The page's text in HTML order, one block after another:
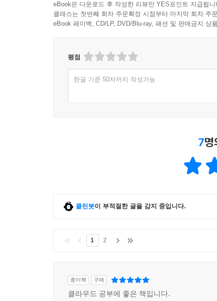
8. [실습 5-4] 글로벌 네트워크를 활용한 Global
Global Accelerator 설정 및 확인
Global Accelerator 의 Failover 검증
VPC 피어링 설정
4.1 AWS Site-to-Site VPN 소개
5. [실습 6-2] AWS와 온프레미스간 VPN 통신
eBook은 다운로드 후 작성한 리뷰만 YES포인트 지급됩니
클래스는 첫번째 회차 주문확정 시점부터 마지막 회차 주
eBook 페이백, CD/LP, DVD/Blu-ray, 패션 및 판매금지 상
평점
한글 기준 50자까지 작성가능
7
클린봇이 부적절한 글을 감지 중입니다.
1 2
종이책 구매
클라우드 공부에 좋은 책입니다.